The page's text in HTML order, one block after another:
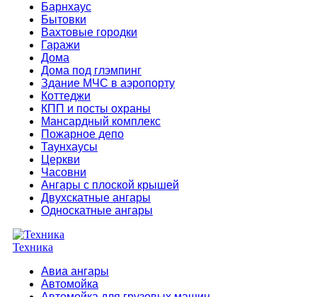
Барнхаус
Бытовки
Вахтовые городки
Гаражи
Дома
Дома под глэмпинг
Здание МЧС в аэропорту
Коттеджи
КПП и посты охраны
Мансардный комплекс
Пожарное депо
Таунхаусы
Церкви
Часовни
Ангары с плоской крышей
Двухскатные ангары
Односкатные ангары
Техника
Авиа ангары
Автомойка